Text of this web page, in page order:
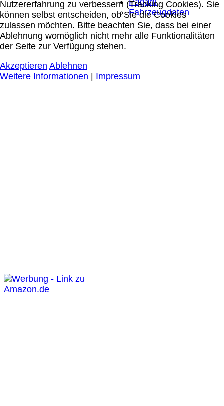
Pagani
Fahrzeugdaten
Nutzererfahrung zu verbessern (Tracking Cookies). Sie
können selbst entscheiden, ob Sie die Cookies
zulassen möchten. Bitte beachten Sie, dass bei einer
Ablehnung womöglich nicht mehr alle Funktionalitäten
der Seite zur Verfügung stehen.
Akzeptieren Ablehnen
Weitere Informationen
Impressum